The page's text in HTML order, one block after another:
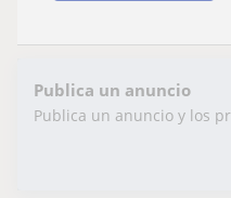
Publica un anuncio
Publica un anuncio y los